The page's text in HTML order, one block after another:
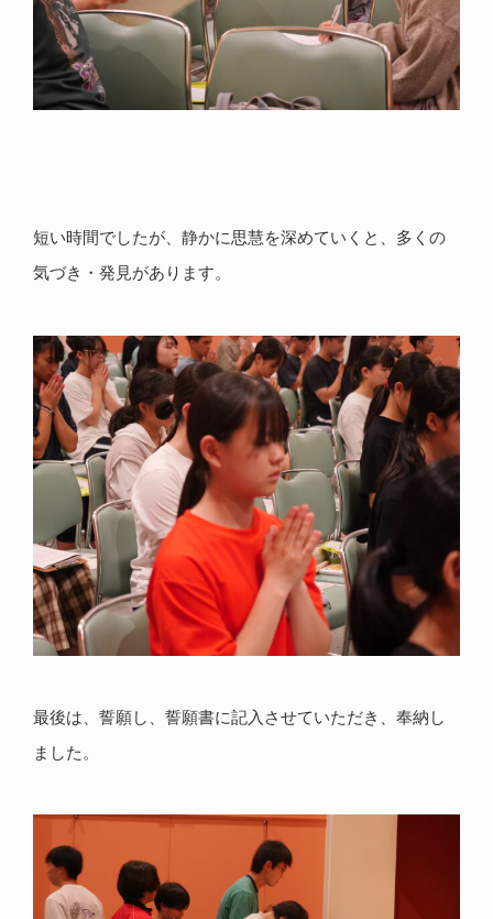
短い時間でしたが、静かに思慧を深めていくと、多くの
気づき・発見があります。
最後は、誓願し、誓願書に記入させていただき、奉納し
ました。